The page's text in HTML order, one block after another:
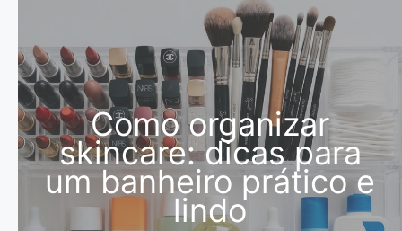
Como organizar
skincare: dicas para
um banheiro prático e
lindo